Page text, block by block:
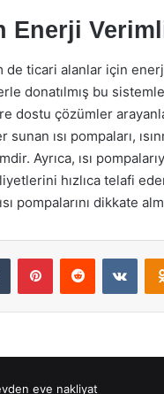
Enerji
de ticari alanlar için
donatılmış bu
dostu çözümler
ısı pompaları,
Ayrıca, ısı
hızlıca telafi
pompalarını dikkate
Tumblr PinterestReddit
eve nakliyat